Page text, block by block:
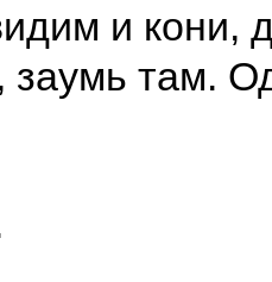
и кони,
заумь там.